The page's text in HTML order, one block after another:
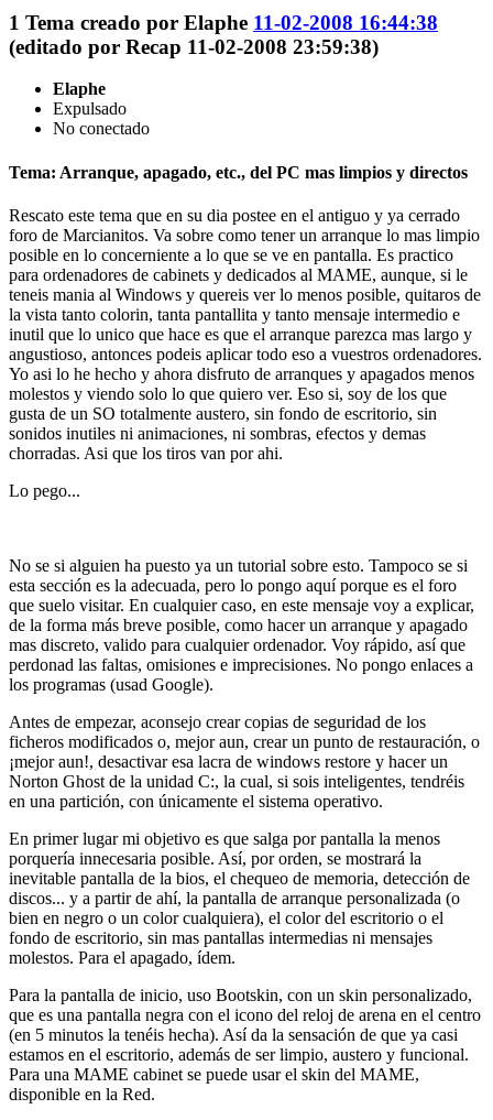
1 Tema creado por Elaphe 11-02-2008 16:44:38
(editado por Recap 11-02-2008 23:59:38)
Elaphe
Expulsado
No conectado
Tema: Arranque, apagado, etc., del PC mas limpios y directos
Rescato este tema que en su dia postee en el antiguo y ya cerrado
foro de Marcianitos. Va sobre como tener un arranque lo mas limpio
posible en lo concerniente a lo que se ve en pantalla. Es practico
para ordenadores de cabinets y dedicados al MAME, aunque, si le
teneis mania al Windows y quereis ver lo menos posible, quitaros de
la vista tanto colorin, tanta pantallita y tanto mensaje intermedio e
inutil que lo unico que hace es que el arranque parezca mas largo y
angustioso, antonces podeis aplicar todo eso a vuestros ordenadores.
Yo asi lo he hecho y ahora disfruto de arranques y apagados menos
molestos y viendo solo lo que quiero ver. Eso si, soy de los que
gusta de un SO totalmente austero, sin fondo de escritorio, sin
sonidos inutiles ni animaciones, ni sombras, efectos y demas
chorradas. Asi que los tiros van por ahi.
Lo pego...
No se si alguien ha puesto ya un tutorial sobre esto. Tampoco se si
esta sección es la adecuada, pero lo pongo aquí porque es el foro
que suelo visitar. En cualquier caso, en este mensaje voy a explicar,
de la forma más breve posible, como hacer un arranque y apagado
mas discreto, valido para cualquier ordenador. Voy rápido, así que
perdonad las faltas, omisiones e imprecisiones. No pongo enlaces a
los programas (usad Google).
Antes de empezar, aconsejo crear copias de seguridad de los
ficheros modificados o, mejor aun, crear un punto de restauración, o
¡mejor aun!, desactivar esa lacra de windows restore y hacer un
Norton Ghost de la unidad C:, la cual, si sois inteligentes, tendréis
en una partición, con únicamente el sistema operativo.
En primer lugar mi objetivo es que salga por pantalla la menos
porquería innecesaria posible. Así, por orden, se mostrará la
inevitable pantalla de la bios, el chequeo de memoria, detección de
discos... y a partir de ahí, la pantalla de arranque personalizada (o
bien en negro o un color cualquiera), el color del escritorio o el
fondo de escritorio, sin mas pantallas intermedias ni mensajes
molestos. Para el apagado, ídem.
Para la pantalla de inicio, uso Bootskin, con un skin personalizado,
que es una pantalla negra con el icono del reloj de arena en el centro
(en 5 minutos la tenéis hecha). Así da la sensación de que ya casi
estamos en el escritorio, además de ser limpio, austero y funcional.
Para una MAME cabinet se puede usar el skin del MAME,
disponible en la Red.